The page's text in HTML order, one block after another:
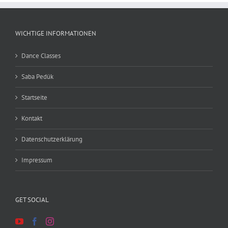
WICHTIGE INFORMATIONEN
Dance Classes
Saba Pedük
Startseite
Kontakt
Datenschutzerklärung
Impressum
GET SOCIAL